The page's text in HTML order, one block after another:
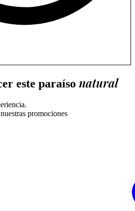
este paraíso natural
promociones